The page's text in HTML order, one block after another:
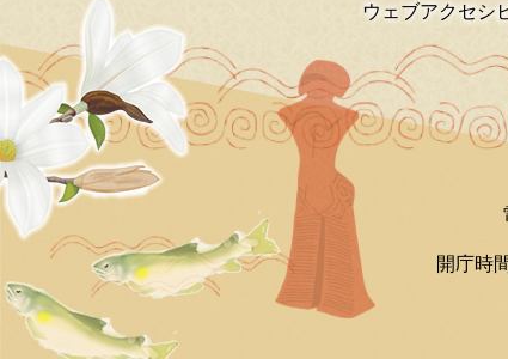
ウェブアクセシ
開庁時